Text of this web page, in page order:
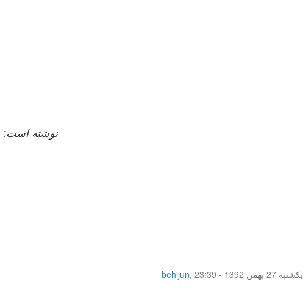
fared9168 نوشته است:
behijun,
یکشنبه 27 بهمن 1392 - 23:39